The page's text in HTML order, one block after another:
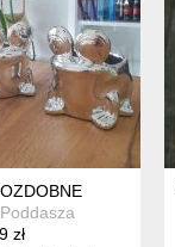
zł